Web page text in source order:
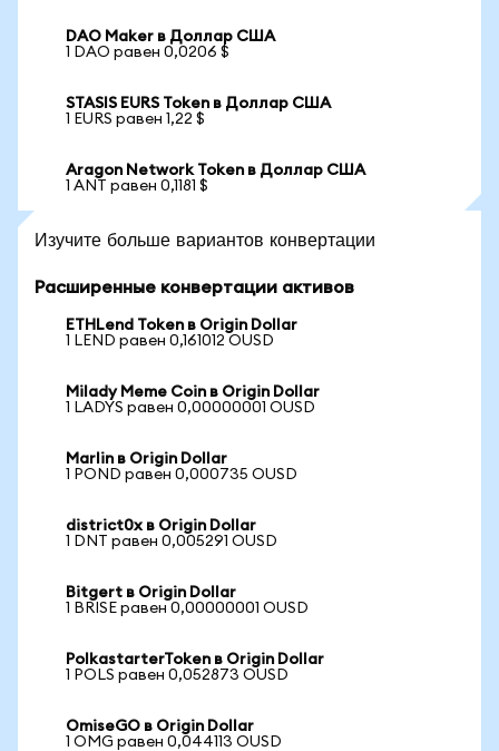
DAO Maker в Доллар США
1 DAO равен 0,0206 $
STASIS EURS Token в Доллар США
1 EURS равен 1,22 $
Aragon Network Token в Доллар США
1 ANT равен 0,1181 $
Изучите больше вариантов конвертации
Расширенные конвертации активов
ETHLend Token в Origin Dollar
1 LEND равен 0,161012 OUSD
Milady Meme Coin в Origin Dollar
1 LADYS равен 0,00000001 OUSD
Marlin в Origin Dollar
1 POND равен 0,000735 OUSD
district0x в Origin Dollar
1 DNT равен 0,005291 OUSD
Bitgert в Origin Dollar
1 BRISE равен 0,00000001 OUSD
PolkastarterToken в Origin Dollar
1 POLS равен 0,052873 OUSD
OmiseGO в Origin Dollar
1 OMG равен 0,044113 OUSD